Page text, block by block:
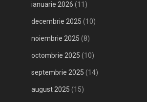
ianuarie 2026 (11)
decembrie 2025 (10)
noiembrie 2025 (8)
octombrie 2025 (10)
septembrie 2025 (14)
august 2025 (15)